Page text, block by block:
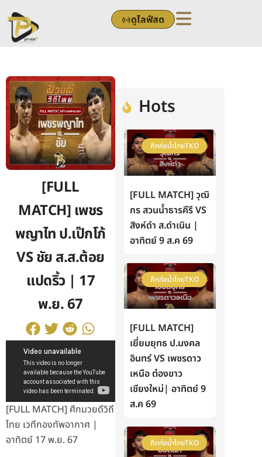
to
content
ดูไลฟ์สด
[FULL
MATCH] เพชร
พญาไท ป.เป๊กโก้
VS ชัย ส.ส.ต้อย
แปดริ้ว | 17
พ.ย. 67
[FULL MATCH] ศึกมวยดีวิถี
ไทย เวทีกองทัพอากาศ |
อาทิตย์ 17 พ.ย. 67
Hots
ศึกท่อน้ำไทยTKO
[FULL MATCH] วุฒิ
กร สวนน้ำธารคีรี VS
สิงห์ดำ ส.ดำเนิน |
อาทิตย์ 9 ส.ค 69
ศึกท่อน้ำไทยTKO
[FULL MATCH]
เยี่ยมยุทธ ป.มงคล
อินทร์ VS เพชรดาว
เหนือ ต๋องขาว
เชียงใหม่| อาทิตย์ 9
ส.ค 69
ศึกท่อน้ำไทยTKO